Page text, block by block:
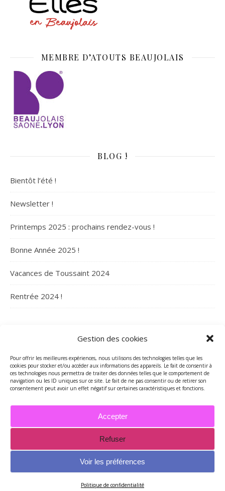
Gestion des cookies
Pour offrir les meilleures expériences, nous utilisons des technologies telles que les
cookies pour stocker et/ou accéder aux informations des appareils. Le fait de consentir à
ces technologies nous permettra de traiter des données telles que le comportement de
navigation ou les ID uniques sur ce site. Le fait de ne pas consentir ou de retirer son
consentement peut avoir un effet négatif sur certaines caractéristiques et fonctions.
Accepter
Refuser
Voir les préférences
Politique de confidentialité
MEMBRE D’ATOUTS BEAUJOLAIS
BLOG !
Bientôt l’été !
Newsletter !
Printemps 2025 : prochains rendez-vous !
Bonne Année 2025 !
Vacances de Toussaint 2024
Rentrée 2024 !
ARCHIVES
Archives
2026 - Tous droits réservés - Merci de contacter Marie-Maguelone
mariemcreations@free.fr